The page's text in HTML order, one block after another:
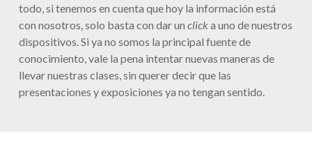
todo, si tenemos en cuenta que hoy la información está
con nosotros, solo basta con dar un clicka uno de nuestros
dispositivos. Si ya no somos la principal fuente de
conocimiento, vale la pena intentar nuevas maneras de
llevar nuestras clases, sin querer decir que las
presentaciones y exposiciones ya no tengan sentido.